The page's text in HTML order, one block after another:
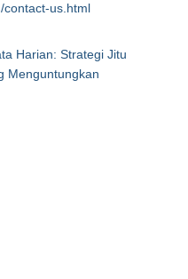
contact-us.html
Harian: Strategi Jitu
Menguntungkan